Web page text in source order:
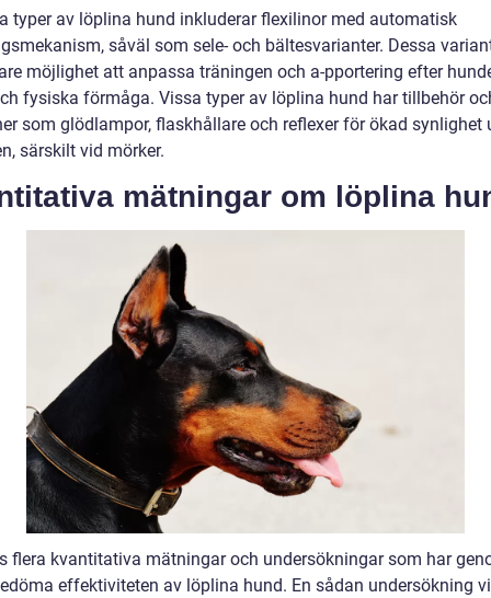
typer av löplina hund inkluderar flexilinor med automatisk
såväl som sele- och bältesvarianter. Dessa
möjlighet att anpassa träningen och a-pportering efter
fysiska förmåga. Vissa typer av löplina hund har tillbehör
som glödlampor, flaskhållare och reflexer för ökad synlighet
särskilt vid mörker.
mätningar om löplina
flera kvantitativa mätningar och undersökningar som har
effektiviteten av löplina hund. En sådan undersökning